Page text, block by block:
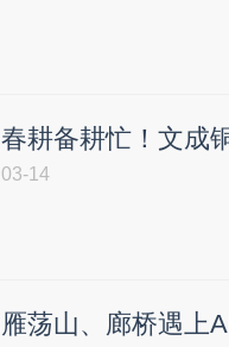
春耕备耕忙！文成
03-14
雁荡山、廊桥遇上